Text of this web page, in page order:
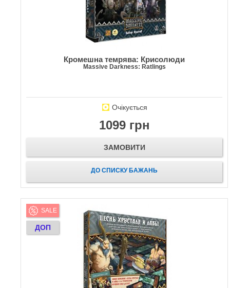
Кромешна темрява: Крисолюди
Massive Darkness: Ratlings
Очікується
1099 грн
ЗАМОВИТИ
ДО СПИСКУ БАЖАНЬ
SALE
ДОП